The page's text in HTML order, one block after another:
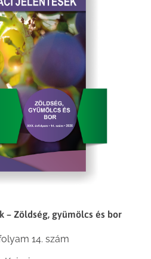
– Zöldség, gyümölcs és bor
14. szám